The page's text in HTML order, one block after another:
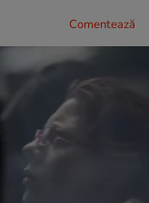
Comentează